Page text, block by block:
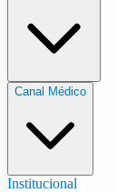
Canal Médico
Institucional